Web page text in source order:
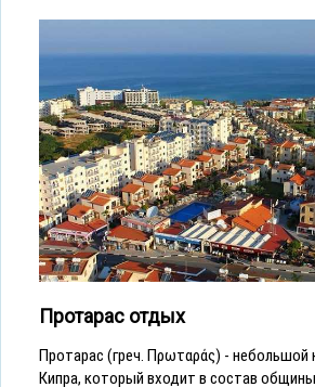
Протарас отдых
Протарас (греч. Πρωταράς) - небольшой
Кипра, который входит в состав